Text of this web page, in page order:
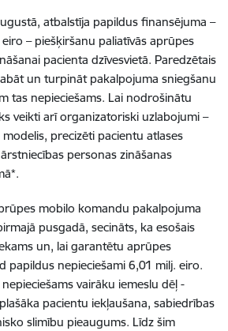
atbalstīja papildus finansējuma –
– piešķiršanu paliatīvās aprūpes
pacienta dzīvesvietā. Paredzētais
un turpināt pakalpojuma sniegšanu
tas nepieciešams. Lai nodrošinātu
veikti arī organizatoriski uzlabojumi –
precizēti pacientu atlases
personas zināšanas
mobilo komandu pakalpojuma
pusgadā, secināts, ka esošais
un, lai garantētu aprūpes
papildus nepieciešami 6,01 milj. eiro.
vairāku iemeslu dēļ -
pacientu iekļaušana, sabiedrības
slimību pieaugums. Līdz šim